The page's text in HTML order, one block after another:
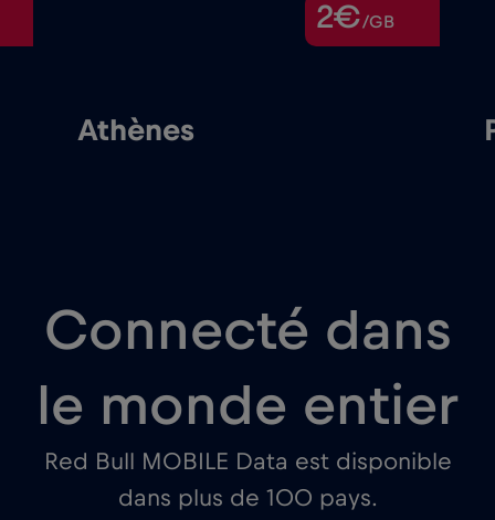
2€/GB
Athènes
Connecté dans
le monde entier
Red Bull MOBILE Data est disponible
dans plus de 100 pays.